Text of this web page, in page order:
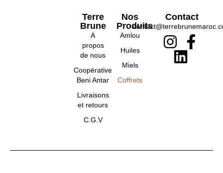
Terre
Brune
A
propos
de nous
Coopérative
Beni Antar
Livraisons
et retours
C.G.V
Nos
Produits
Amlou
Huiles
Miels
Coffrets
Contact